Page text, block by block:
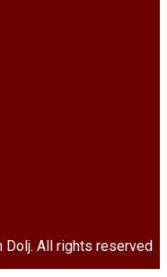
All rights reserved